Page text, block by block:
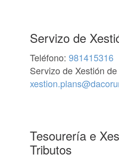
Servizo de
Teléfono: 981415316
Servizo de Xestión
Tesourería e
Tributos